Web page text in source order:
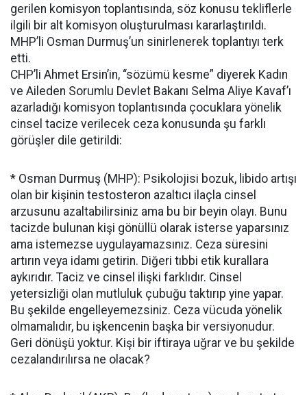
gerilen komisyon toplantısında, söz konusu tekliflerle
ilgili bir alt komisyon oluşturulması kararlaştırıldı.
MHP’li Osman Durmuş’un sinirlenerek toplantıyı terk
etti.
CHP’li Ahmet Ersin’in, “sözümü kesme” diyerek Kadın
ve Aileden Sorumlu Devlet Bakanı Selma Aliye Kavaf’ı
azarladığı komisyon toplantısında çocuklara yönelik
cinsel tacize verilecek ceza konusunda şu farklı
görüşler dile getirildi:
* Osman Durmuş (MHP): Psikolojisi bozuk, libido artışı
olan bir kişinin testosteron azaltıcı ilaçla cinsel
arzusunu azaltabilirsiniz ama bu bir beyin olayı. Bunu
tacizde bulunan kişi gönüllü olarak isterse yaparsınız
ama istemezse uygulayamazsınız. Ceza süresini
artırın veya idamı getirin. Diğeri tıbbi etik kurallara
aykırıdır. Taciz ve cinsel ilişki farklıdır. Cinsel
yetersizliği olan mutluluk çubuğu taktırıp yine yapar.
Bu şekilde engelleyemezsiniz. Ceza vücuda yönelik
olmamalıdır, bu işkencenin başka bir versiyonudur.
Geri dönüşü yoktur. Kişi bir iftiraya uğrar ve bu şekilde
cezalandırılırsa ne olacak?